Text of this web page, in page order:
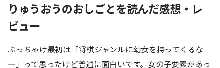
りゅうおうのおしごとを読んだ感想・レ
ビュー
ぶっちゃけ最初は「将棋ジャンルに幼女を持ってくるな
ー」って思ったけど普通に面白いです。女の子要素があっ